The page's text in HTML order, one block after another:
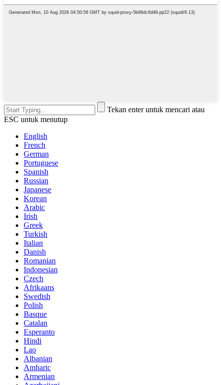
Tekan enter untuk mencari atau
ESC untuk menutup
English
French
German
Portuguese
Spanish
Russian
Japanese
Korean
Arabic
Irish
Greek
Turkish
Italian
Danish
Romanian
Indonesian
Czech
Afrikaans
Swedish
Polish
Basque
Catalan
Esperanto
Hindi
Lao
Albanian
Amharic
Armenian